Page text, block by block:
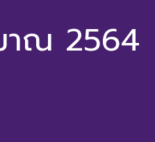
าณ 2564